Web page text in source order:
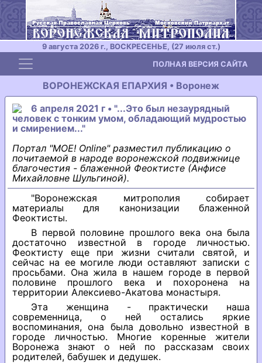
9 августа 2026 г., ВОСКРЕСЕНЬЕ, (27 июля ст.)
Toggle navigation ПОЛНАЯ ВЕРСИЯ САЙТА
ВОРОНЕЖСКАЯ ЕПАРХИЯ • Воронеж
6 апреля 2021 г • "...Это был незаурядный
человек с тонким умом, обладающий мудростью
и смирением..."
Портал "МОЕ! Online" разместил публикацию о
почитаемой в народе воронежской подвижнице
благочестия - блаженной Феоктисте (Анфисе
Михайловне Шульгиной).
"Воронежская митрополия собирает
материалы для канонизации блаженной
Феоктисты.
В первой половине прошлого века она была
достаточно известной в городе личностью.
Феоктисту еще при жизни считали святой, и
сейчас на ее могиле люди оставляют записки с
просьбами. Она жила в нашем городе в первой
половине прошлого века и похоронена на
территории Алексиево-Акатова монастыря.
Эта женщина - практически наша
современница, о ней остались яркие
воспоминания, она была довольно известной в
городе личностью. Многие коренные жители
Воронежа знают о ней по рассказам своих
родителей, бабушек и дедушек.